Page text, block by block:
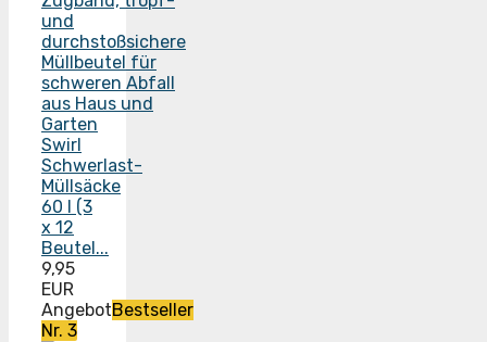
Swirl
Schwerlast-
Müllsäcke
60 l (3
x 12
Beutel...
9,95
EUR
AngebotBestseller
Nr. 3